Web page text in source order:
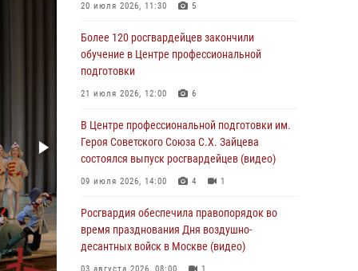
безопасность на футбольном матче в Москве
обеспечила Росгвардия (видео)
06 августа 2026, 08:30
мужчину, устроившего дебош в букмекерской
конторе (Видео)
05 августа 2026, 12:39 1
безопасность проведения футбольного матча
Кубка России (Видео)
05 августа 2026, 12:35 1
20 июля 2026, 11:30 5
Более 120 росгвардейцев закончили
обучение в Центре профессиональной
подготовки
21 июля 2026, 12:00 6
В Центре профессиональной подготовки им.
Героя Советского Союза С.Х. Зайцева
состоялся выпуск росгвардейцев (видео)
09 июля 2026, 14:00 4 1
Росгвардия обеспечила правопорядок во
время празднования Дня воздушно-
десантных войск в Москве (видео)